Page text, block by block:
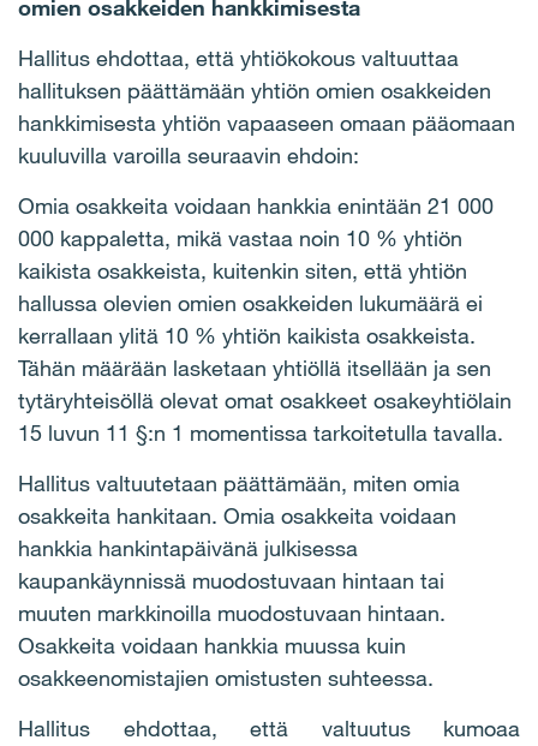
omien osakkeiden hankkimisesta
Hallitus ehdottaa, että yhtiökokous valtuuttaa
hallituksen päättämään yhtiön omien osakkeiden
hankkimisesta yhtiön vapaaseen omaan pääomaan
kuuluvilla varoilla seuraavin ehdoin:
Omia osakkeita voidaan hankkia enintään 21 000
000 kappaletta, mikä vastaa noin 10 % yhtiön
kaikista osakkeista, kuitenkin siten, että yhtiön
hallussa olevien omien osakkeiden lukumäärä ei
kerrallaan ylitä 10 % yhtiön kaikista osakkeista.
Tähän määrään lasketaan yhtiöllä itsellään ja sen
tytäryhteisöllä olevat omat osakkeet osakeyhtiölain
15 luvun 11 §:n 1 momentissa tarkoitetulla tavalla.
Hallitus valtuutetaan päättämään, miten omia
osakkeita hankitaan. Omia osakkeita voidaan
hankkia hankintapäivänä julkisessa
kaupankäynnissä muodostuvaan hintaan tai
muuten markkinoilla muodostuvaan hintaan.
Osakkeita voidaan hankkia muussa kuin
osakkeenomistajien omistusten suhteessa.
Hallitus ehdottaa, että valtuutus kumoaa